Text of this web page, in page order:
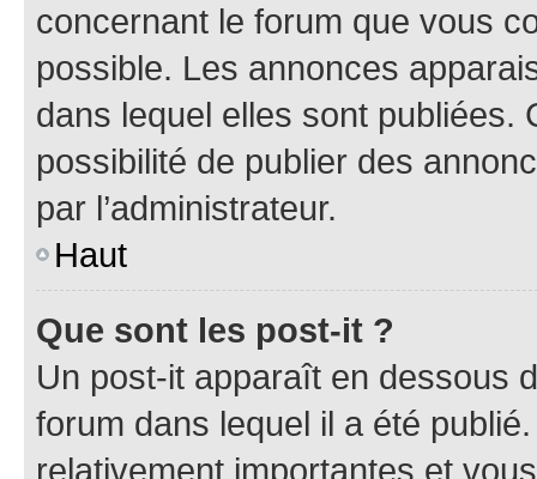
concernant le forum que vous
possible. Les annonces
dans lequel elles sont publiées.
possibilité de publier des
par l’administrateur.
Haut
Que sont les post-it ?
Un post-it apparaît en dessous
forum dans lequel il a été
relativement importantes et